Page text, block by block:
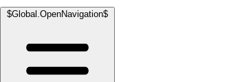
$Global.OpenNavigation$